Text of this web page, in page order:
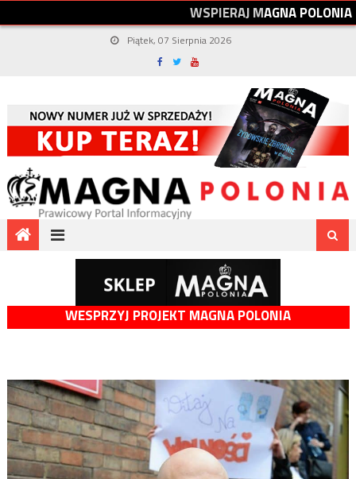
WSPIERAJMAGNAPOLONIA
Piątek, 07 Sierpnia 2026
WESPRZYJ PROJEKT MAGNA POLONIA